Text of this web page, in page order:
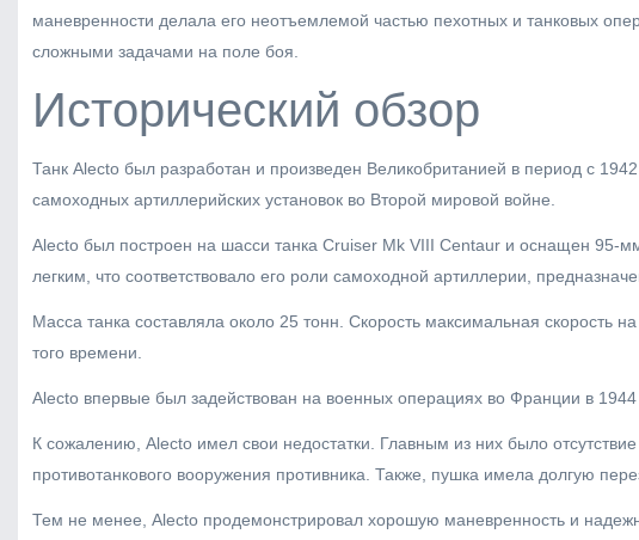
маневренности делала его неотъемлемой частью пехотных и танковых
сложными задачами на поле боя.
Исторический обзор
Танк Alecto был разработан и произведен Великобританией в период с
самоходных артиллерийских установок во Второй мировой войне.
Alecto был построен на шасси танка Cruiser Mk VIII Centaur и оснащен 95-
легким, что соответствовало его роли самоходной артиллерии,
Масса танка составляла около 25 тонн. Скорость максимальная скорость
того времени.
Alecto впервые был задействован на военных операциях во Франции в
К сожалению, Alecto имел свои недостатки. Главным из них было
противотанкового вооружения противника. Также, пушка имела долгую
Тем не менее, Alecto продемонстрировал хорошую маневренность и